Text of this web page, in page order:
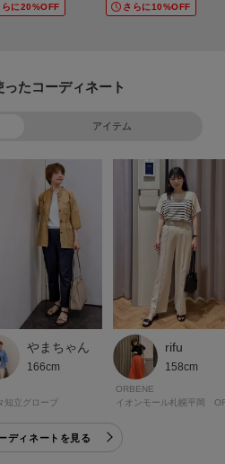
ンナーのアタリや透け感が気になりにく
れるアイテム。
してもアリ。
、着用画像からワンサイズ落としても綺
しましたが大成功でした。
ーフェクトです。肌あたりも良し。透け
が出来ました。白と黒で色違い購入しま
す。
っくら）
品が大好きで、毎年購入しております。
たしました！
らに20%OFF さらに10%OFF
った
アイテム
やまちゃん
166cm
知立グローブ
rifu
158cm
ORBENE
ディネートを見る